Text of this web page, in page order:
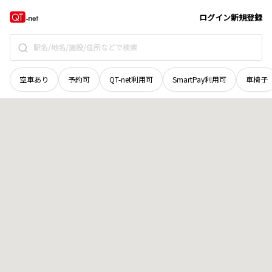
ログイン新規登録
空車あり 予約可 QT-net利用可 SmartPay利用可 車椅子
秋田県